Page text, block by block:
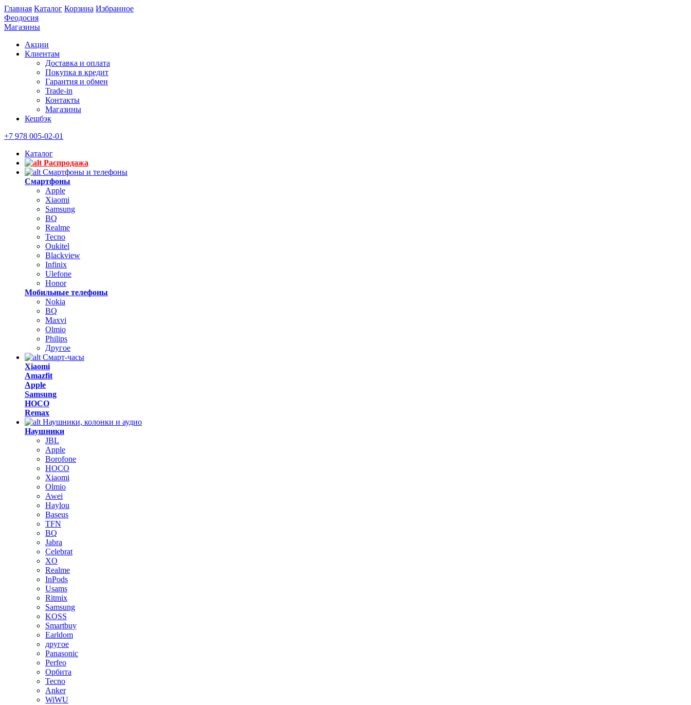
Главная Каталог Корзина Избранное
Феодосия
Магазины
Акции
Клиентам
Доставка и оплата
Покупка в кредит
Гарантия и обмен
Trade-in
Контакты
Магазины
Кешбэк
+7 978 005-02-01
Каталог
Распродажа
Смартфоны и телефоны
Смартфоны
Apple
Xiaomi
Samsung
BQ
Realme
Tecno
Oukitel
Blackview
Infinix
Ulefone
Honor
Мобильные телефоны
Nokia
BQ
Maxvi
Olmio
Philips
Другое
Смарт-часы
Xiaomi
Amazfit
Apple
Samsung
HOCO
Remax
Наушники, колонки и аудио
Наушники
JBL
Apple
Borofone
HOCO
Xiaomi
Olmio
Awei
Haylou
Baseus
TFN
BQ
Jabra
Celebrat
XO
Realme
InPods
Usams
Ritmix
Samsung
KOSS
Smartbuy
Earldom
другое
Panasonic
Perfeo
Орбита
Tecno
Anker
WiWU